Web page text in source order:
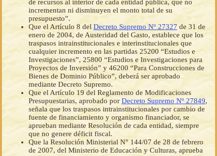
de recursos al interior de cada entidad pública, que no
incrementan ni disminuyen el monto total de su
presupuesto”.
Que el Artículo 8 del Decreto Supremo Nº 27327 de 31 de
enero de 2004, de Austeridad del Gasto, establece que los
traspasos intrainstitucionales e interinstitucionales que
cualquier incremento en las partidas 25200 “Estudios e
Investigaciones”, 25800 “Estudios e Investigaciones para
Proyectos de Inversión” y 46200 “Para Construcciones de
Bienes de Dominio Público”, deberá ser aprobado
mediante Decreto Supremo.
Que el Artículo 19 del Reglamento de Modificaciones
Presupuestarias, aprobado por Decreto Supremo Nº 27849,
señala que los traspasos intrainstitucionales por cambio de
fuente de financiamiento y organismo financiador, se
aprueban mediante Resolución de cada entidad, siempre
que no genere déficit fiscal.
Que la Resolución Ministerial N° 144/07 de 28 de febrero
de 2007, del Ministerio de Educación y Culturas, aprueba